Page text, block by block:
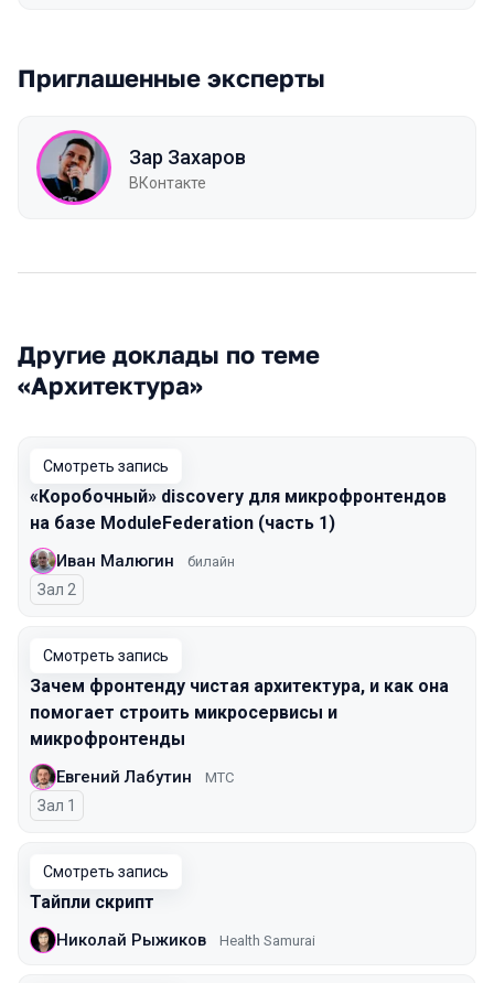
Приглашенные эксперты
Зар Захаров
ВКонтакте
Другие доклады по теме
«Архитектура»
Смотреть запись
«Коробочный» discovery для микрофронтендов
на базе ModuleFederation (часть 1)
Иван Малюгин билайн
Зал 2
Смотреть запись
Зачем фронтенду чистая архитектура, и как она
помогает строить микросервисы и
микрофронтенды
Евгений Лабутин МТС
Зал 1
Смотреть запись
Тайпли скрипт
Николай Рыжиков Health Samurai